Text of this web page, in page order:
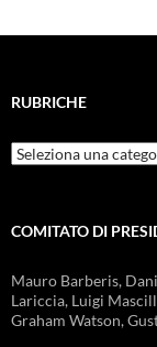
RUBRICHE
Rubriche
COMITATO DI
Mauro Barberis,
Lariccia, Luigi
Graham Watson,